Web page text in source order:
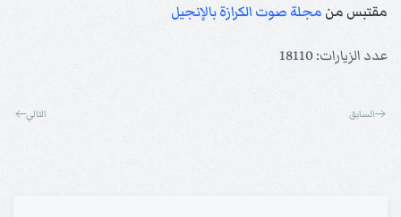
مقتبس من مجلة صوت الكرازة بالإنجيل
عدد الزيارات: 18110
السابق التالي